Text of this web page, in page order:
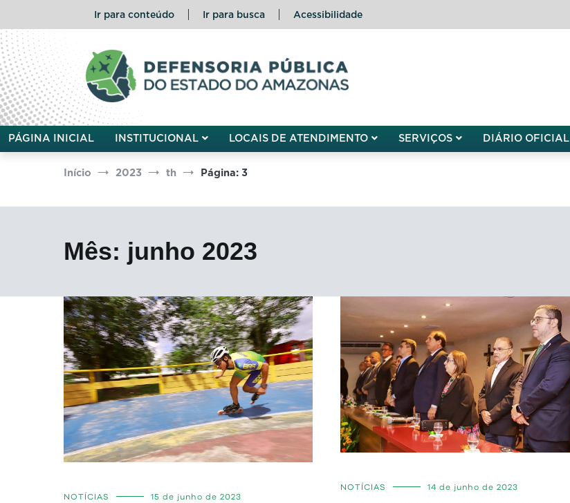
o
conteúdo
Ir para conteúdo Ir para busca Acessibilidade
Defensoria Pública do Estado do Amazonas
PÁGINA INICIAL INSTITUCIONAL LOCAIS DE ATENDIMENTO SERVIÇOS DIÁRIO OFICIAL
Início 2023 th Página: 3
Mês: junho 2023
NOTÍCIAS 15 de junho de 2023
NOTÍCIAS 14 de junho de 2023